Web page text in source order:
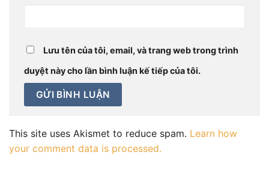
Lưu tên của tôi, email, và trang web trong trình
duyệt này cho lần bình luận kế tiếp của tôi.
This site uses Akismet to reduce spam. Learn how
your comment data is processed.